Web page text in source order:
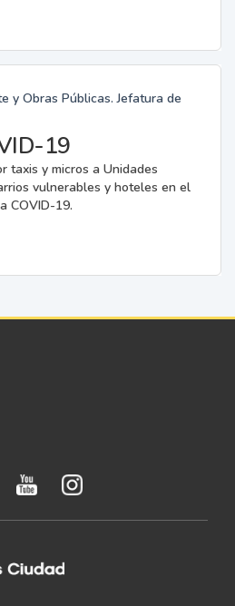
y Obras Públicas. Jefatura de
19
taxis y micros a Unidades
vulnerables y hoteles en el
COVID-19.